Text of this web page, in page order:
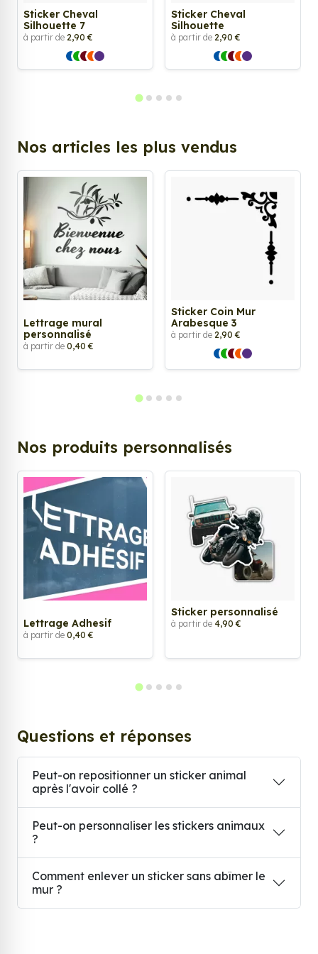
Sticker Cheval
Silhouette 7
à partir de 2,90 €
Sticker Cheval
Silhouette
à partir de 2,90 €
Nos articles les plus vendus
Lettrage mural
personnalisé
à partir de 0,40 €
Sticker Coin Mur
Arabesque 3
à partir de 2,90 €
Nos produits personnalisés
Lettrage Adhesif
à partir de 0,40 €
Sticker personnalisé
à partir de 4,90 €
Questions et réponses
Peut-on repositionner un sticker animal
après l'avoir collé ?
Peut-on personnaliser les stickers animaux
?
Comment enlever un sticker sans abîmer le
mur ?